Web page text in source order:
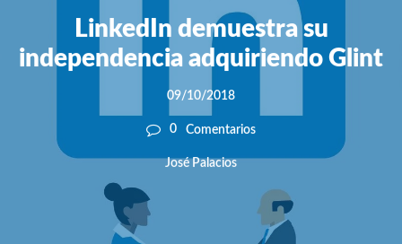
LinkedIn demuestra su
independencia adquiriendo Glint
09/10/2018
0 Comentarios
José Palacios